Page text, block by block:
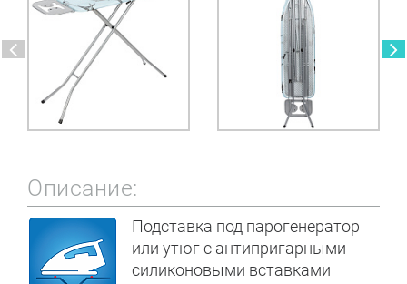
Описание:
Подставка под парогенератор
или утюг с антипригарными
силиконовыми вставками